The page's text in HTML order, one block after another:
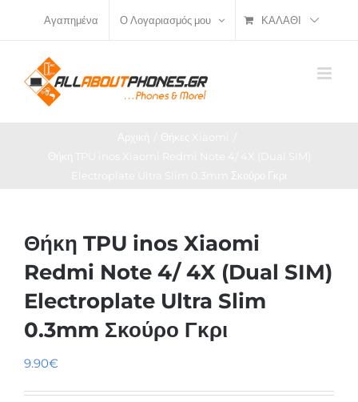
περιεχόμενο
Αγαπημένα Ο Λογαριασμός μου ΚΑΛΆΘΙ
Θήκη TPU inos Xiaomi
Redmi Note 4/ 4X (Dual SIM)
Electroplate Ultra Slim
0.3mm Σκούρο Γκρι
9.90€